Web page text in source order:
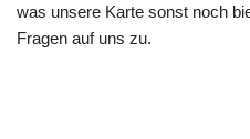
was unsere Karte sonst noch
Fragen auf uns zu.